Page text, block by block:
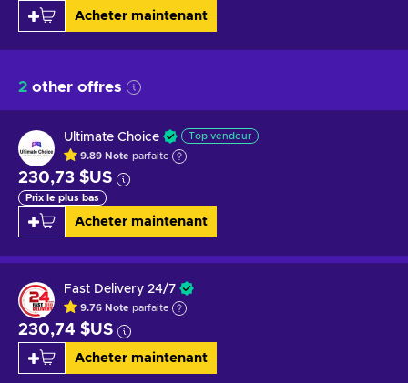
Acheter maintenant
2 other offres
Ultimate Choice Top vendeur
9.89 Note parfaite
230,73 $US
Prix le plus bas
Acheter maintenant
Fast Delivery 24/7
9.76 Note parfaite
230,74 $US
Acheter maintenant